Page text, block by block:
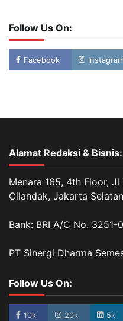
Follow Us On:
Facebook
Alamat Redaksi & Bisnis:
Menara 165, 4th Floor, Jl
Cilandak, Jakarta
Bank: BRI A/C No.
PT Sinergi Dharma
Follow Us On:
10k 20k 5k